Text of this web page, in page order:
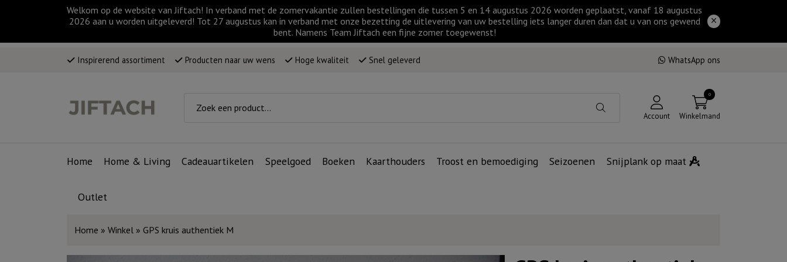
Welkom op de website van Jiftach! In verband met de zomervakantie zullen bestellingen die tussen 5 en 14 augustus 2026 worden geplaatst, vanaf 18 augustus
2026 aan u worden uitgeleverd! Tot 27 augustus kan in verband met onze bezetting de uitlevering van uw bestelling iets langer duren dan dat u van ons gewend
bent. Namens Team Jiftach een fijne zomer toegewenst!
Inspirerend assortiment Producten naar uw wens Hoge kwaliteit Snel geleverd WhatsApp ons
Account
0
Winkelmand
Home Home & Living Cadeauartikelen Speelgoed Boeken Kaarthouders Troost en bemoediging Seizoenen Snijplank op maat
Outlet
Home » Winkel » GPS kruis authentiek M